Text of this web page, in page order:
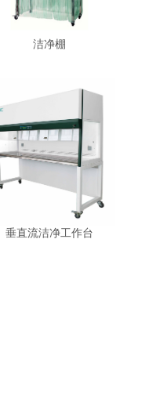
洁净棚
垂直流洁净工作台